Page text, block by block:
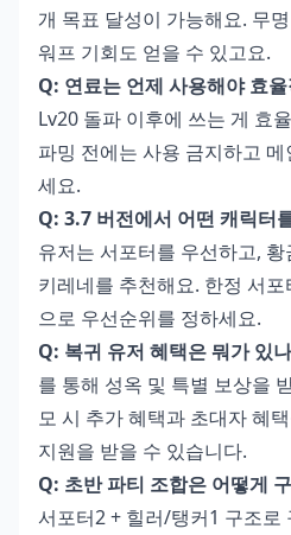
개 목표 달성이 가능해요. 무
워프 기회도 얻을 수 있고요.
Q: 연료는 언제 사용해야 효
Lv20 돌파 이후에 쓰는 게 효
파밍 전에는 사용 금지하고
세요.
Q: 3.7 버전에서 어떤 캐릭터
유저는 서포터를 우선하고,
키레네를 추천해요. 한정 서
으로 우선순위를 정하세요.
Q: 복귀 유저 혜택은 뭐가 있
를 통해 성옥 및 특별 보상을
모 시 추가 혜택과 초대자 혜
지원을 받을 수 있습니다.
Q: 초반 파티 조합은 어떻게
서포터2 + 힐러/탱커1 구조로